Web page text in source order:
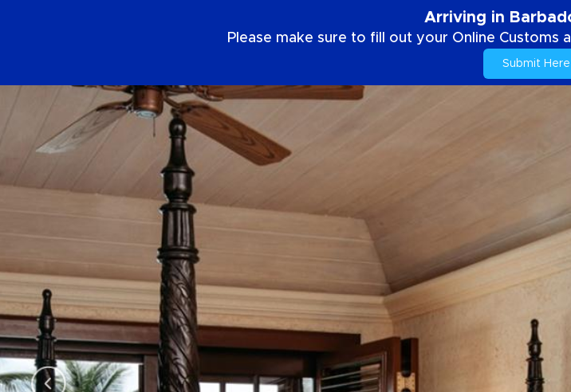
Arriving in
Please make sure to fill out your Online Customs
Submit Here